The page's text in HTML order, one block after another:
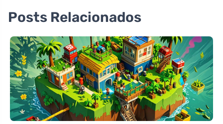
Posts Relacionados